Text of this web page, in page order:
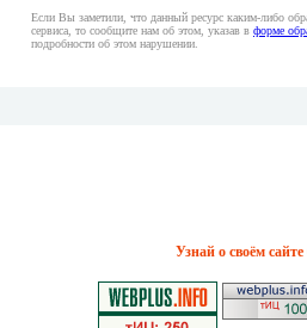
Если Вы заметили, что данный ресурс каким-либо
сервиса, то сообщите нам об этом, указав в форме
подробности об этом нарушении.
Узнай о своём